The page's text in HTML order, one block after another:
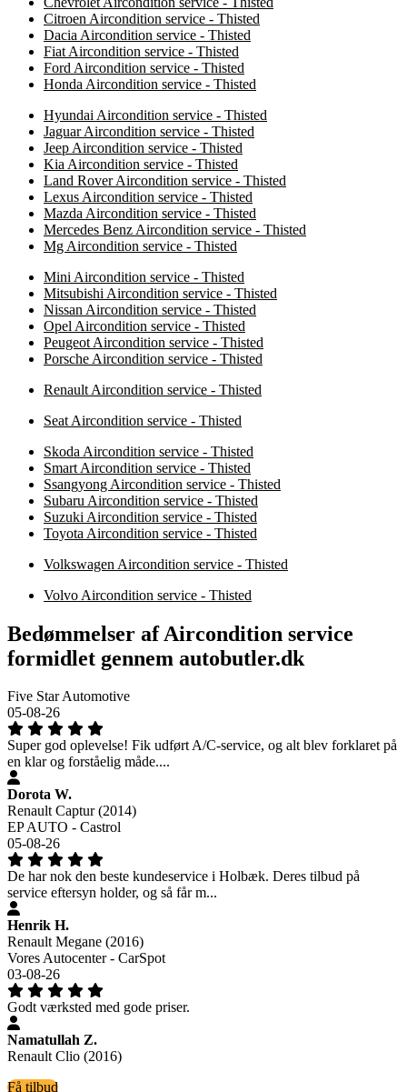
Citroen Aircondition service - Thisted
Dacia Aircondition service - Thisted
Fiat Aircondition service - Thisted
Ford Aircondition service - Thisted
Honda Aircondition service - Thisted
Hyundai Aircondition service - Thisted
Jaguar Aircondition service - Thisted
Jeep Aircondition service - Thisted
Kia Aircondition service - Thisted
Land Rover Aircondition service - Thisted
Lexus Aircondition service - Thisted
Mazda Aircondition service - Thisted
Mercedes Benz Aircondition service - Thisted
Mg Aircondition service - Thisted
Mini Aircondition service - Thisted
Mitsubishi Aircondition service - Thisted
Nissan Aircondition service - Thisted
Opel Aircondition service - Thisted
Peugeot Aircondition service - Thisted
Porsche Aircondition service - Thisted
Renault Aircondition service - Thisted
Seat Aircondition service - Thisted
Skoda Aircondition service - Thisted
Smart Aircondition service - Thisted
Ssangyong Aircondition service - Thisted
Subaru Aircondition service - Thisted
Suzuki Aircondition service - Thisted
Toyota Aircondition service - Thisted
Volkswagen Aircondition service - Thisted
Volvo Aircondition service - Thisted
Bedømmelser af Aircondition service
formidlet gennem autobutler.dk
Five Star Automotive
05-08-26
Super god oplevelse! Fik udført A/C-service, og alt blev forklaret på
en klar og forståelig måde....
Dorota W.
Renault Captur (2014)
EP AUTO - Castrol
05-08-26
De har nok den beste kundeservice i Holbæk. Deres tilbud på
service eftersyn holder, og så får m...
Henrik H.
Renault Megane (2016)
Vores Autocenter - CarSpot
03-08-26
Godt værksted med gode priser.
Namatullah Z.
Renault Clio (2016)
Få tilbud